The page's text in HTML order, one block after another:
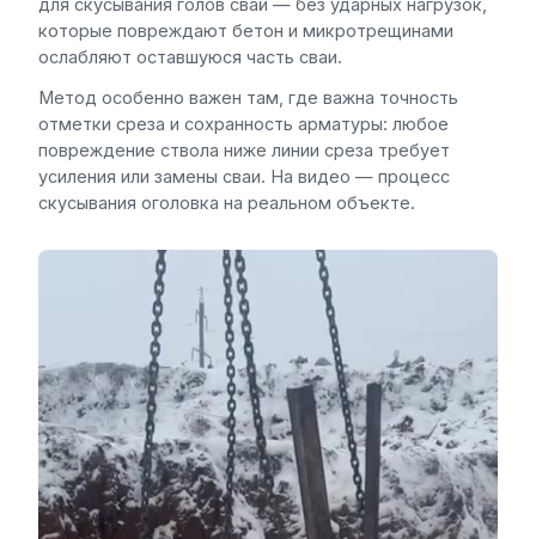
которые повреждают бетон и микротрещинами
ослабляют оставшуюся часть сваи.
Метод особенно важен там, где важна точность
отметки среза и сохранность арматуры: любое
повреждение ствола ниже линии среза требует
усиления или замены сваи. На видео — процесс
скусывания оголовка на реальном объекте.